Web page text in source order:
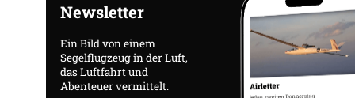
Newsletter
Ein Bild von einem
Segelflugzeug in der Luft,
das Luftfahrt und
Abenteuer vermittelt.